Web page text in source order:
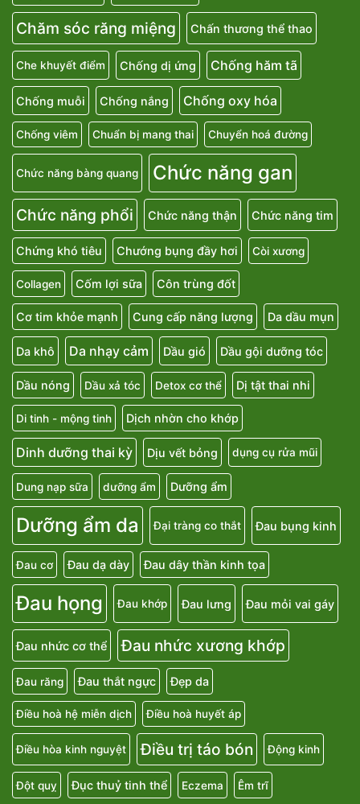
Chăm sóc răng miệng Chấn thương thể thao
Che khuyết điểm Chống dị ứng Chống hăm tã
Chống muỗi Chống nắng Chống oxy hóa
Chống viêm Chuẩn bị mang thai Chuyển hoá đường
Chức năng bàng quang Chức năng gan
Chức năng phổi Chức năng thận Chức năng tim
Chứng khó tiêu Chướng bụng đầy hơi Còi xương
Collagen Cốm lợi sữa Côn trùng đốt
Cơ tim khỏe mạnh Cung cấp năng lượng Da dầu mụn
Da khô Da nhạy cảm Dầu gió Dầu gội dưỡng tóc
Dầu nóng Dầu xả tóc Detox cơ thể Dị tật thai nhi
Di tinh - mộng tinh Dịch nhờn cho khớp
Dinh dưỡng thai kỳ Dịu vết bỏng dụng cụ rửa mũi
Dung nạp sữa dưỡng ẩm Dưỡng ẩm
Dưỡng ẩm da Đại tràng co thắt Đau bụng kinh
Đau cơ Đau dạ dày Đau dây thần kinh tọa
Đau họng Đau khớp Đau lưng Đau mỏi vai gáy
Đau nhức cơ thể Đau nhức xương khớp
Đau răng Đau thắt ngực Đẹp da
Điều hoà hệ miễn dịch Điều hoà huyết áp
Điều hòa kinh nguyệt Điều trị táo bón Động kinh
Đột quỵ Đục thuỷ tinh thể Eczema Êm trĩ